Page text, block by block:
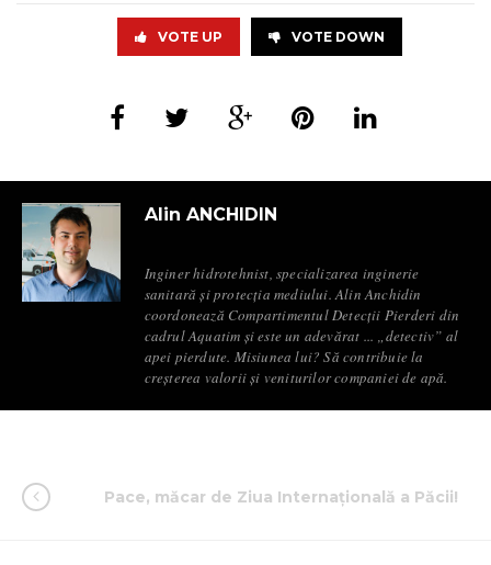
VOTE UP VOTE DOWN
Alin ANCHIDIN
Inginer hidrotehnist, specializarea inginerie
sanitară și protecția mediului. Alin Anchidin
coordonează Compartimentul Detecții Pierderi din
cadrul Aquatim și este un adevărat ... „detectiv” al
apei pierdute. Misiunea lui? Să contribuie la
creșterea valorii și veniturilor companiei de apă.
Pace, măcar de Ziua Internațională a Păcii!